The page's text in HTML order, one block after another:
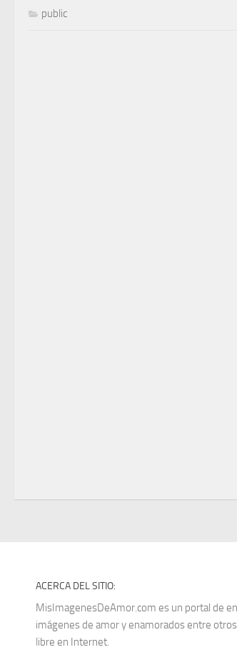
public
ACERCA DEL SITIO:
MisImagenesDeAmor.com es un portal de
imágenes de amor y enamorados entre
libre en Internet.